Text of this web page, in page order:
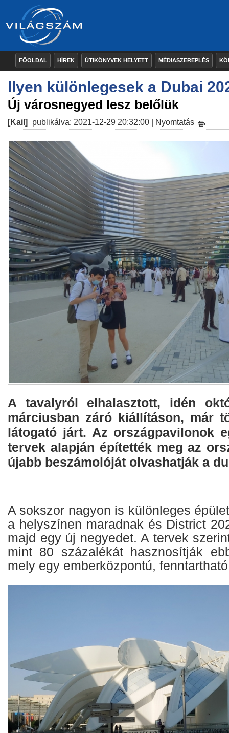
FŐOLDAL HÍREK ÚTIKÖNYVEK HELYETT MÉDIASZEREPLÉS
Ilyen különlegesek a Dubai
Új városnegyed lesz belőlük
[Kail] publikálva: 2021-12-29 20:32:00 | Nyomtatás
A tavalyról elhalasztott, idén
márciusban záró kiállításon, már
látogató járt. Az országpavilonok
tervek alapján építették meg az
újabb beszámolóját olvashatják a
A sokszor nagyon is különleges
a helyszínen maradnak és District
majd egy új negyedet. A tervek
mint 80 százalékát hasznosítják
mely egy emberközpontú,